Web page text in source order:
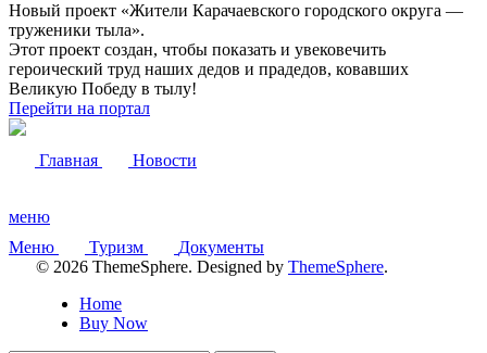
Новый проект «Жители Карачаевского городского округа —
труженики тыла».
Этот проект создан, чтобы показать и увековечить
героический труд наших дедов и прадедов, ковавших
Великую Победу в тылу!
Перейти на портал
Главная Новости
меню
Меню
Туризм
Документы
© 2026 ThemeSphere. Designed by ThemeSphere.
Home
Buy Now